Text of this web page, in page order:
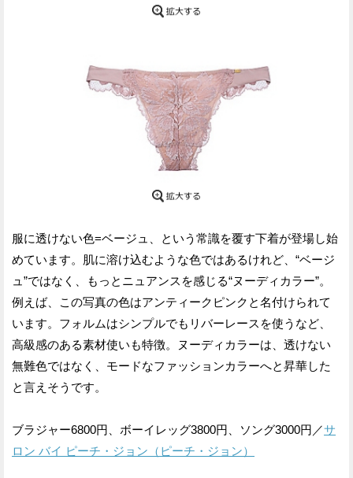
服に透けない色=ベージュ、という常識を覆す下着が登場し始
めています。肌に溶け込むような色ではあるけれど、“ベージ
ュ”ではなく、もっとニュアンスを感じる“ヌーディカラー”。
例えば、この写真の色はアンティークピンクと名付けられて
います。フォルムはシンプルでもリバーレースを使うなど、
高級感のある素材使いも特徴。ヌーディカラーは、透けない
無難色ではなく、モードなファッションカラーへと昇華した
と言えそうです。
ブラジャー6800円、ボーイレッグ3800円、ソング3000円／サ
ロン バイ ピーチ・ジョン（ピーチ・ジョン）